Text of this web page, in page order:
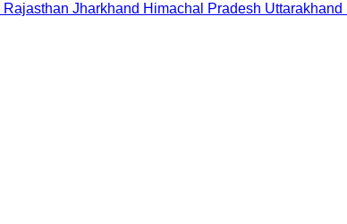
Rajasthan Jharkhand Himachal Pradesh Uttarakhand